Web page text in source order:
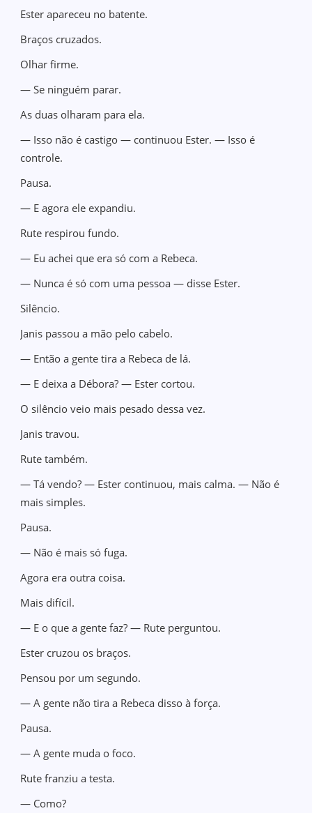
Ester apareceu no batente.
Braços cruzados.
Olhar firme.
— Se ninguém parar.
As duas olharam para ela.
— Isso não é castigo — continuou Ester. — Isso é
controle.
Pausa.
— E agora ele expandiu.
Rute respirou fundo.
— Eu achei que era só com a Rebeca.
— Nunca é só com uma pessoa — disse Ester.
Silêncio.
Janis passou a mão pelo cabelo.
— Então a gente tira a Rebeca de lá.
— E deixa a Débora? — Ester cortou.
O silêncio veio mais pesado dessa vez.
Janis travou.
Rute também.
— Tá vendo? — Ester continuou, mais calma. — Não é
mais simples.
Pausa.
— Não é mais só fuga.
Agora era outra coisa.
Mais difícil.
— E o que a gente faz? — Rute perguntou.
Ester cruzou os braços.
Pensou por um segundo.
— A gente não tira a Rebeca disso à força.
Pausa.
— A gente muda o foco.
Rute franziu a testa.
— Como?